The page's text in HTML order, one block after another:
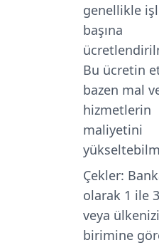
genellikle
başına
Bu ücretin
bazen mal
hizmetlerin
maliyetini
Çekler:
olarak 1 ile
veya
birimine